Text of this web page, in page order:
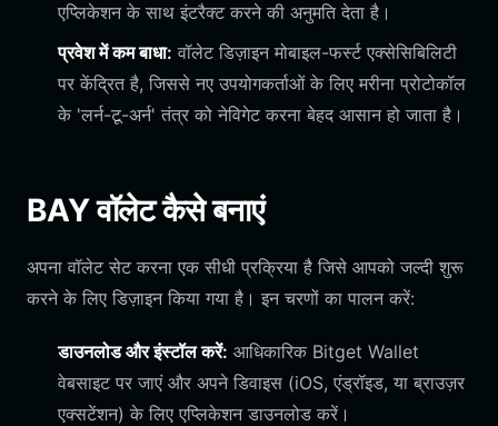
एप्लिकेशन के साथ इंटरैक्ट करने की अनुमति देता है।
प्रवेश में कम बाधा: वॉलेट डिज़ाइन मोबाइल-फर्स्ट एक्सेसिबिलिटी
पर केंद्रित है, जिससे नए उपयोगकर्ताओं के लिए मरीना प्रोटोकॉल
के 'लर्न-टू-अर्न' तंत्र को नेविगेट करना बेहद आसान हो जाता है।
BAY वॉलेट कैसे बनाएं
अपना वॉलेट सेट करना एक सीधी प्रक्रिया है जिसे आपको जल्दी शुरू
करने के लिए डिज़ाइन किया गया है। इन चरणों का पालन करें:
डाउनलोड और इंस्टॉल करें: आधिकारिक Bitget Wallet
वेबसाइट पर जाएं और अपने डिवाइस (iOS, एंड्रॉइड, या ब्राउज़र
एक्सटेंशन) के लिए एप्लिकेशन डाउनलोड करें।